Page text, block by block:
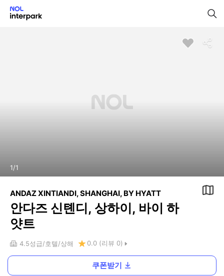
1/1
ANDAZ XINTIANDI, SHANGHAI, BY HYATT
안다즈 신톈디, 상하이, 바이 하
얏트
4.5성급 호텔 상해 0.0 (리뷰 0)
쿠폰받기